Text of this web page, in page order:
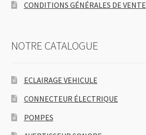
CONDITIONS GÉNÉRALES DE VENTE
NOTRE CATALOGUE
ECLAIRAGE VEHICULE
CONNECTEUR ÉLECTRIQUE
POMPES